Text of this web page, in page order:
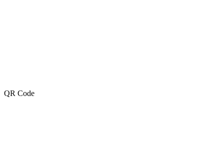
QR Code